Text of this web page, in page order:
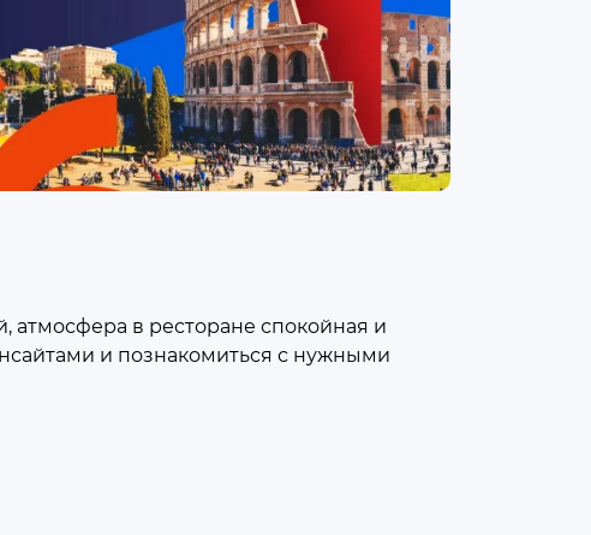
атмосфера в ресторане спокойная и
и познакомиться с нужными